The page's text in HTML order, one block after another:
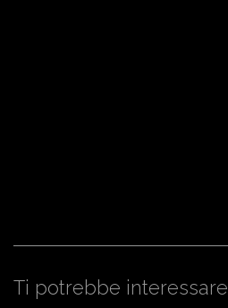
Ti potrebbe interessare